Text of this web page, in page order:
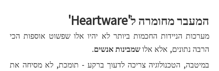
המעבר מחומרה ל'Heartware'
מערכות הניידות החכמות ביותר לא יהיו אלו שפשוט אוספות הכי
הרבה נתונים, אלא אלושמבינות אנשים.
במיטבה, הטכנולוגיה צריכה לדעוך ברקע - תומכת, לא מסיחה את